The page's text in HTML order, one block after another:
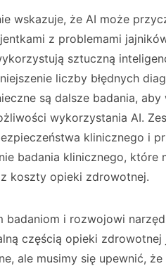
wskazuje, że AI może
z problemami
sztuczną
liczby błędnych
są dalsze badania,
wykorzystania AI.
klinicznego i
badania klinicznego, które
koszty opieki zdrowotnej.
badaniom i rozwojowi
częścią opieki
ale musimy się upewnić,